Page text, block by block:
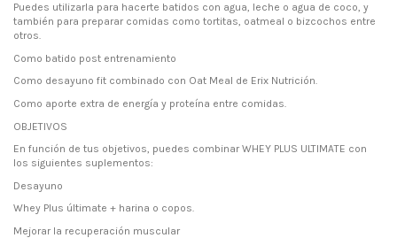
Puedes utilizarla para hacerte batidos con agua, leche o agua de coco, y
también para preparar comidas como tortitas, oatmeal o bizcochos entre
otros.
Como batido post entrenamiento
Como desayuno fit combinado con Oat Meal de Erix Nutrición.
Como aporte extra de energía y proteína entre comidas.
OBJETIVOS
En función de tus objetivos, puedes combinar WHEY PLUS ULTIMATE con
los siguientes suplementos:
Desayuno
Whey Plus últimate + harina o copos.
Mejorar la recuperación muscular